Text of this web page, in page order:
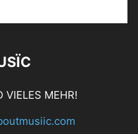
VIELES MEHR!